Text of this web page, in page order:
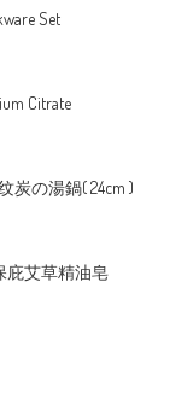
Set
Citrate
炭の湯鍋( 24cm )
庇艾草精油皂